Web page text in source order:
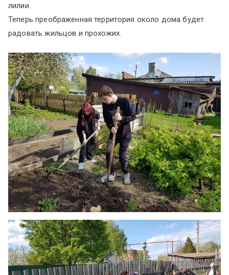
лилии.
Теперь преображенная территория около дома будет
радовать жильцов и прохожих.